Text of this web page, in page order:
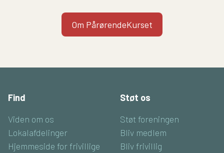
Om PårørendeKurset
Find
Viden om os
Lokalafdelinger
Hjemmeside for frivillige
Støt os
Støt foreningen
Bliv medlem
Bliv frivillig